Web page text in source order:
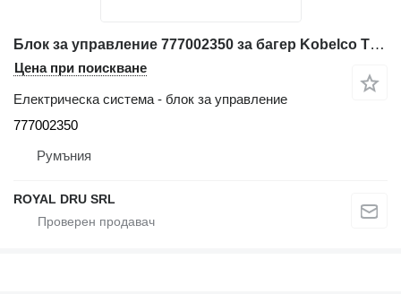
Блок за управление 777002350 за багер Kobelco TCO-51-7-ALL
Цена при поискване
Електрическа система - блок за управление
777002350
Румъния
ROYAL DRU SRL